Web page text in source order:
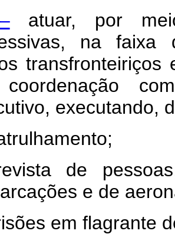
atuar, por
na faixa
transfronteiriços
executando,
de
e de
em flagrante